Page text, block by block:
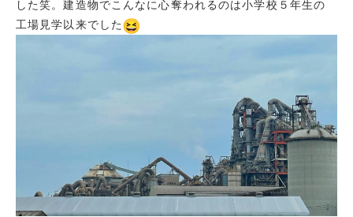
した笑。建造物でこんなに心奪われるのは小学校５年生の
工場見学以来でした